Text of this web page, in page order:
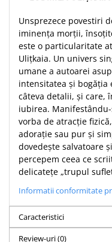
Istoria Bisericii
Misiune
Viata crestina
Contemporaneitate
Devotional
Diverse
Lupta Spirituala
Schimbarea caracterului
Slujire
Suferinta
Viata din belsug
Viata de zi cu zi
Despre afaceri
Dezvoltare personala
Leadership
Unsprezece povestiri
iminența morții,
este o particularitate
Ulițkaia. Un univers
umane a autoarei
intensitatea și
câteva detalii, și care,
iubirea.
vorba de atracție
adorație sau pur și
dovedește salvatoare
percepem ceea ce
delicatețe „trupul
Informatii conformitate
Caracteristici
Review-uri(0)